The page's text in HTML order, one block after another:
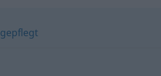
gepflegt